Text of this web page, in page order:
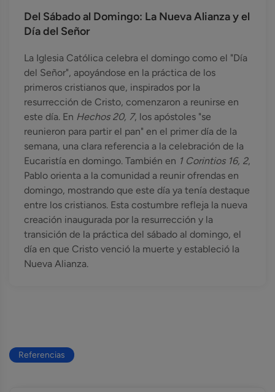
Del Sábado al Domingo: La Nueva Alianza y el
Día del Señor
La Iglesia Católica celebra el domingo como el "Día
del Señor", apoyándose en la práctica de los
primeros cristianos que, inspirados por la
resurrección de Cristo, comenzaron a reunirse en
este día. En Hechos 20, 7, los apóstoles "se
reunieron para partir el pan" en el primer día de la
semana, una clara referencia a la celebración de la
Eucaristía en domingo. También en 1 Corintios 16, 2,
Pablo orienta a la comunidad a reunir ofrendas en
domingo, mostrando que este día ya tenía destaque
entre los cristianos. Esta costumbre refleja la nueva
creación inaugurada por la resurrección y la
transición de la práctica del sábado al domingo, el
día en que Cristo venció la muerte y estableció la
Nueva Alianza.
Referencias